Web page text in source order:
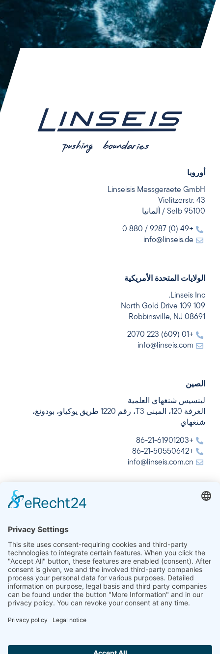
أوروبا
Linseisis Messgeraete GmbH
Vielitzerstr. 43
95100 Selb / ألمانيا
+49 (0) 9287 / 880 0
info@linseis.de
الولايات المتحدة الأمريكية
Linseis Inc.
109 109 North Gold Drive
Robbinsville, NJ 08691
+01 (609) 223 2070
info@linseis.com
الصين
لينسيس شنغهاي العلمية
الغرفة 120، المبنى T3، رقم 1220 طريق يوكياو، بودونغ،
شنغهاي
+86-21-61901203
+86-21-50550642
info@linseis.com.cn
الهند
+91-11-42883851
sales@linseis.in